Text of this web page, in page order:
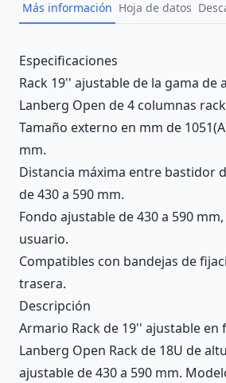
Más información Hoja de datos
Description
Especificaciones
Rack 19'' ajustable de la gama de
Lanberg Open de 4 columnas
Tamaño externo en mm de
mm.
Distancia máxima entre bastidor
de 430 a 590 mm.
Fondo ajustable de 430 a 590
usuario.
Compatibles con bandejas de
trasera.
Descripción
Armario Rack de 19'' ajustable en
Lanberg Open Rack de 18U de
ajustable de 430 a 590 mm.